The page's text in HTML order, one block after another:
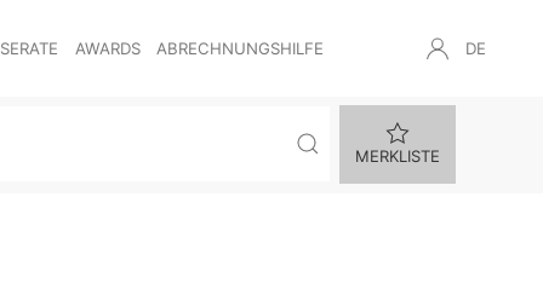
AWARDS ABRECHNUNGSHILFE DE
MERKLISTE